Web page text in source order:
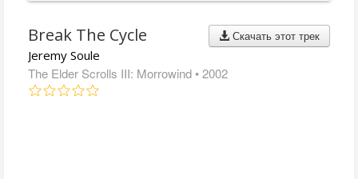
Скачать этот трек
Break The Cycle
Jeremy Soule
The Elder Scrolls III: Morrowind • 2002